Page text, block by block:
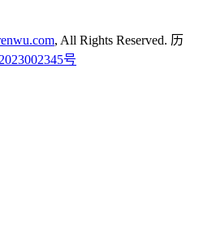
, All Rights Reserved. 历
号